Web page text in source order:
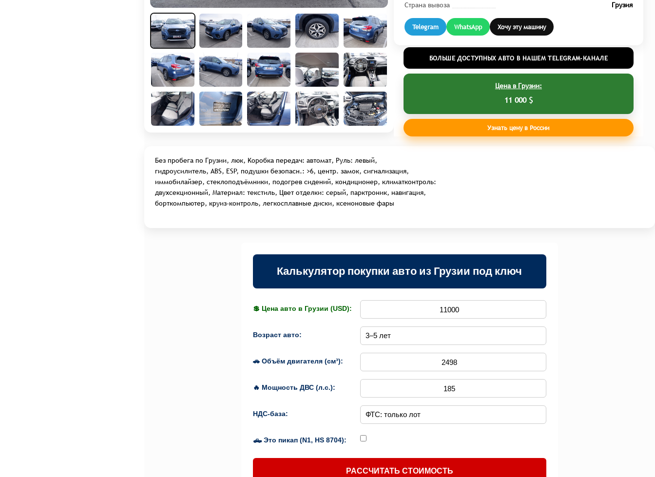
Страна вывоза
Грузия
Telegram WhatsApp Хочу эту машину
БОЛЬШЕ ДОСТУПНЫХ АВТО В НАШЕМ TELEGRAM-КАНАЛЕ
Цена в Грузии:
11 000 $
Узнать цену в России
Без пробега по Грузии, люк, Kоробка передач: автомат, Руль: левый,
гидроусилитель, ABS, ESP, подушки безопасн.: >6, центр. замок, сигнализация,
иммобилайзер, стеклоподъёмники, подогрев сидений, кондиционер, климатконтроль:
двухсекционный, Материал: текстиль, Цвет отделки: серый, парктроник, навигация,
борткомпьютер, круиз-контроль, легкосплавные диски, ксеноновые фары
Калькулятор покупки авто из Грузии под ключ
💲 Цена авто в Грузии (USD):
Возраст авто:
🚗 Объём двигателя (см³):
🔥 Мощность ДВС (л.с.):
НДС-база:
🛻 Это пикап (N1, HS 8704):
РАССЧИТАТЬ СТОИМОСТЬ